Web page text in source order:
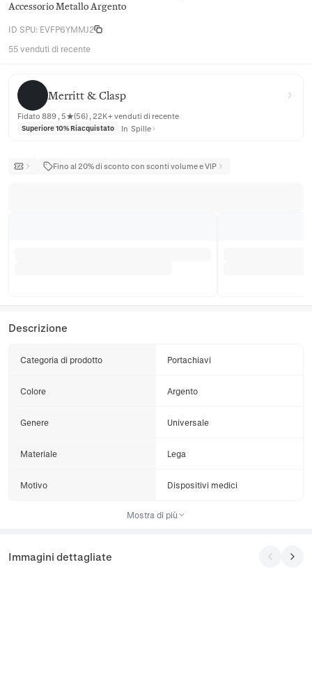
Accessorio Metallo Argento
ID SPU: EVFP6YMMJ2
55 venduti di recente
Merritt & Clasp
Merritt & Clasp
Fidato 889 , 5★(56) , 22K+ venduti di recente
Superiore 10% Riacquistato In Spille
Fino al 20% di sconto con sconti volume e VIP
Descrizione
Categoria di prodotto Portachiavi
Colore Argento
Genere Universale
Materiale Lega
Motivo Dispositivi medici
Mostra di più
Immagini dettagliate